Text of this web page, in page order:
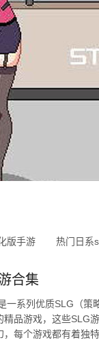
版手游 热门日系
合集
一系列优质SLG（策
精品游戏，这些SLG
每个游戏都有着独